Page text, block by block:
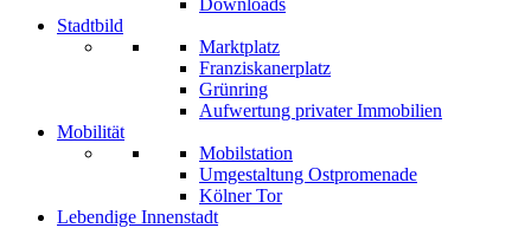
Downloads
Stadtbild
Marktplatz
Franziskanerplatz
Grünring
Aufwertung privater Immobilien
Mobilität
Mobilstation
Umgestaltung Ostpromenade
Kölner Tor
Lebendige Innenstadt